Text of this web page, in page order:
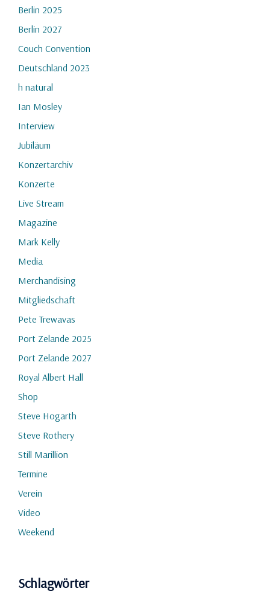
Berlin 2025
Berlin 2027
Couch Convention
Deutschland 2023
h natural
Ian Mosley
Interview
Jubiläum
Konzertarchiv
Konzerte
Live Stream
Magazine
Mark Kelly
Media
Merchandising
Mitgliedschaft
Pete Trewavas
Port Zelande 2025
Port Zelande 2027
Royal Albert Hall
Shop
Steve Hogarth
Steve Rothery
Still Marillion
Termine
Verein
Video
Weekend
Schlagwörter